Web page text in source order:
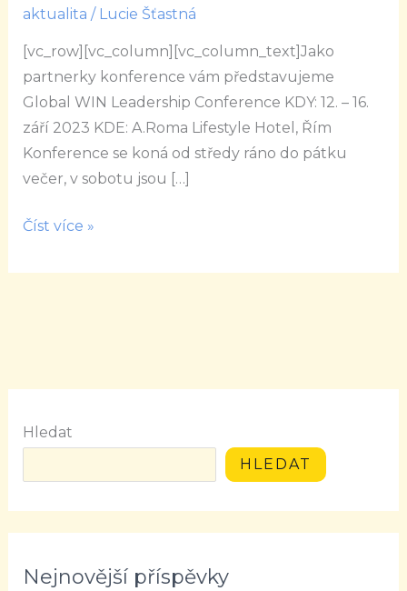
aktualita / Lucie Šťastná
[vc_row][vc_column][vc_column_text]Jako
partnerky konference vám představujeme
Global WIN Leadership Conference KDY: 12. – 16.
září 2023 KDE: A.Roma Lifestyle Hotel, Řím
Konference se koná od středy ráno do pátku
večer, v sobotu jsou […]
Conference
Číst více »
Hledat
HLEDAT
Nejnovější příspěvky